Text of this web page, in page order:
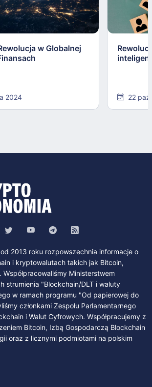
w Globalnej
2024 22
2013 roku rozpowszechnia informacje o
i kryptowalutach takich jak Bitcoin,
Współpracowaliśmy Ministerstwem
strumienia "Blockchain/DLT i waluty
w ramach programu "Od papierowej do
członkami Zespołu Parlamentarnego
i Walut Cyfrowych. Współpracujemy z
Bitcoin, Izbą Gospodarczą Blockchain
oraz z licznymi podmiotami na polskim